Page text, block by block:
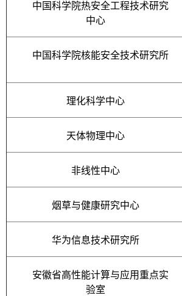
中国科学院热安全工程技术研究
中心
中国科学院核能安全技术研究所
理化科学中心
天体物理中心
非线性中心
烟草与健康研究中心
华为信息技术研究所
安徽省高性能计算与应用重点实
验室